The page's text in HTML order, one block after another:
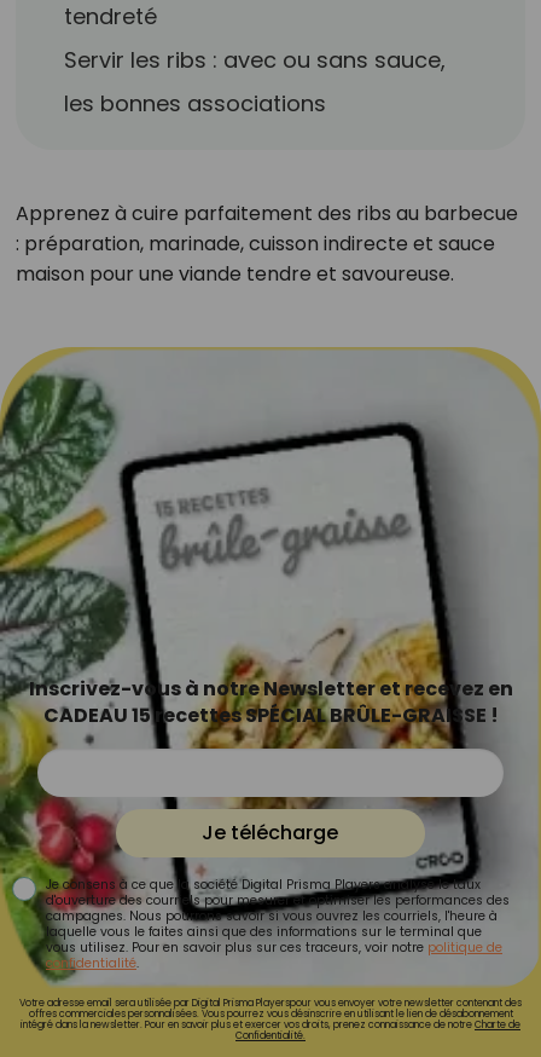
tendreté
Servir les ribs : avec ou sans sauce,
les bonnes associations
Apprenez à cuire parfaitement des ribs au barbecue
: préparation, marinade, cuisson indirecte et sauce
maison pour une viande tendre et savoureuse.
Inscrivez-vous à notre Newsletter et recevez en
CADEAU 15 recettes SPÉCIAL BRÛLE-GRAISSE !
Je télécharge
Je consens à ce que la société Digital Prisma Players analyse le taux
d'ouverture des courriels pour mesurer et optimiser les performances des
campagnes. Nous pourrons savoir si vous ouvrez les courriels, l'heure à
laquelle vous le faites ainsi que des informations sur le terminal que
vous utilisez. Pour en savoir plus sur ces traceurs, voir notre politique de
confidentialité.
Votre adresse email sera utilisée par Digital Prisma Playerspour vous envoyer votre newsletter contenant des
offres commerciales personnalisées. Vous pourrez vous désinscrire en utilisant le lien de désabonnement
intégré dans la newsletter. Pour en savoir plus et exercer vos droits, prenez connaissance de notreCharte de
Confidentialité.